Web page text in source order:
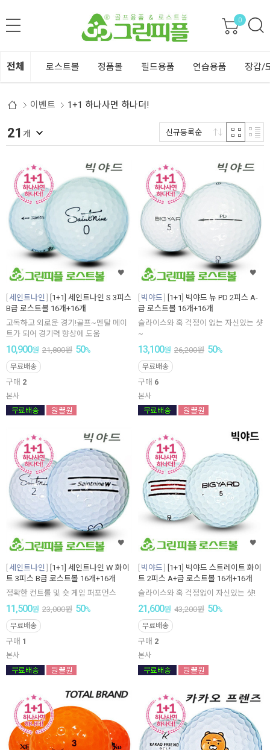
0
전체 로스트볼 정품볼 필드용품 연습용품 장갑/
이벤트 1+1 하나사면 하나더!
21 개 신규등록순
세인트나인
[1+1] 세인트나인 S 3피스
B급 로스트볼 16개+16개
고독하고 외로운 경기!골프~멘탈 메이
트가 되어 경기력 향상에 도움
10,900원 21,800원 50%
무료배송
구매 2
본사
빅야드
[1+1] 빅야드 뉴 PD 2피스 A-
급 로스트볼 16개+16개
슬라이스와 훅 걱정이 없는 자신있는 샷
~
13,100원 26,200원 50%
무료배송
구매 6
본사
세인트나인
[1+1] 세인트나인 W 화이
트 3피스 B급 로스트볼 16개+16개
정확한 컨트롤 및 숏 게임 퍼포먼스
11,500원 23,000원 50%
무료배송
구매 1
본사
빅야드
[1+1] 빅야드 스트레이트 화이
트 2피스 A+급 로스트볼 16개+16개
슬라이스와 훅 걱정없이 자신있는 샷!
21,600원 43,200원 50%
무료배송
구매 2
본사